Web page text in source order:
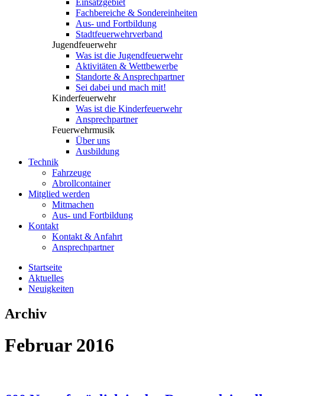
Einsatzgebiet
Fachbereiche & Sondereinheiten
Aus- und Fortbildung
Stadtfeuerwehrverband
Jugendfeuerwehr
Was ist die Jugendfeuerwehr
Aktivitäten & Wettbewerbe
Standorte & Ansprechpartner
Sei dabei und mach mit!
Kinderfeuerwehr
Was ist die Kinderfeuerwehr
Ansprechpartner
Feuerwehrmusik
Über uns
Ausbildung
Technik
Fahrzeuge
Abrollcontainer
Mitglied werden
Mitmachen
Aus- und Fortbildung
Kontakt
Kontakt & Anfahrt
Ansprechpartner
Startseite
Aktuelles
Neuigkeiten
Archiv
Februar 2016